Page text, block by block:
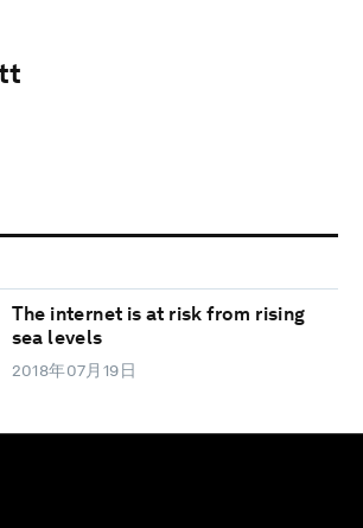
The internet is at risk from rising
sea levels
2018年07月19日